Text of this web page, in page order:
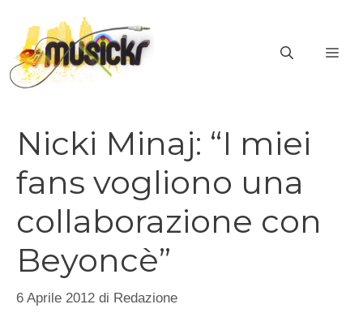
contenuto
Nicki Minaj: “I miei
fans vogliono una
collaborazione con
Beyoncè”
6 Aprile 2012 di Redazione